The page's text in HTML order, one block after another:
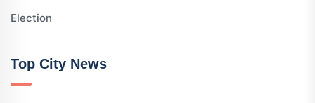
Election
Top City News